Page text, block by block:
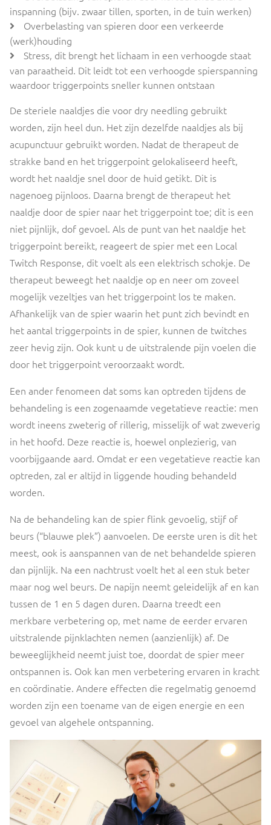
inspanning (bijv. zwaar tillen, sporten, in de tuin werken)
Overbelasting van spieren door een verkeerde
(werk)houding
Stress, dit brengt het lichaam in een verhoogde staat
van paraatheid. Dit leidt tot een verhoogde spierspanning
waardoor triggerpoints sneller kunnen ontstaan
De steriele naaldjes die voor dry needling gebruikt
worden, zijn heel dun. Het zijn dezelfde naaldjes als bij
acupunctuur gebruikt worden. Nadat de therapeut de
strakke band en het triggerpoint gelokaliseerd heeft,
wordt het naaldje snel door de huid getikt. Dit is
nagenoeg pijnloos. Daarna brengt de therapeut het
naaldje door de spier naar het triggerpoint toe; dit is een
niet pijnlijk, dof gevoel. Als de punt van het naaldje het
triggerpoint bereikt, reageert de spier met een Local
Twitch Response, dit voelt als een elektrisch schokje. De
therapeut beweegt het naaldje op en neer om zoveel
mogelijk vezeltjes van het triggerpoint los te maken.
Afhankelijk van de spier waarin het punt zich bevindt en
het aantal triggerpoints in de spier, kunnen de twitches
zeer hevig zijn. Ook kunt u de uitstralende pijn voelen die
door het triggerpoint veroorzaakt wordt.
Een ander fenomeen dat soms kan optreden tijdens de
behandeling is een zogenaamde vegetatieve reactie: men
wordt ineens zweterig of rillerig, misselijk of wat zweverig
in het hoofd. Deze reactie is, hoewel onplezierig, van
voorbijgaande aard. Omdat er een vegetatieve reactie kan
optreden, zal er altijd in liggende houding behandeld
worden.
Na de behandeling kan de spier flink gevoelig, stijf of
beurs (“blauwe plek”) aanvoelen. De eerste uren is dit het
meest, ook is aanspannen van de net behandelde spieren
dan pijnlijk. Na een nachtrust voelt het al een stuk beter
maar nog wel beurs. De napijn neemt geleidelijk af en kan
tussen de 1 en 5 dagen duren. Daarna treedt een
merkbare verbetering op, met name de eerder ervaren
uitstralende pijnklachten nemen (aanzienlijk) af. De
beweeglijkheid neemt juist toe, doordat de spier meer
ontspannen is. Ook kan men verbetering ervaren in kracht
en coördinatie. Andere effecten die regelmatig genoemd
worden zijn een toename van de eigen energie en een
gevoel van algehele ontspanning.